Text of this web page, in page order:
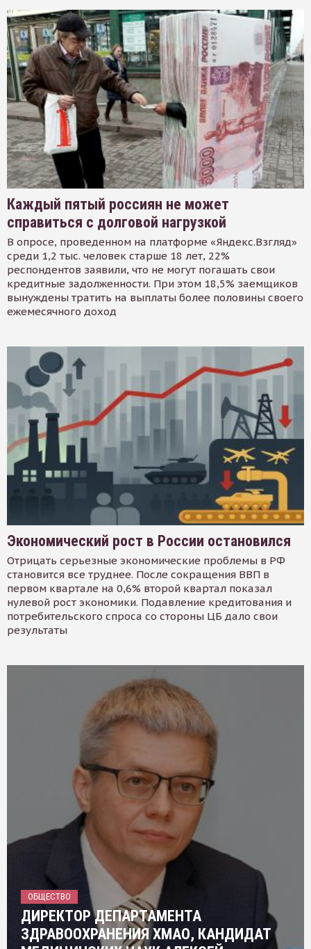
Каждый пятый россиян не может
справиться с долговой нагрузкой
В опросе, проведенном на платформе «Яндекс.Взгляд»
среди 1,2 тыс. человек старше 18 лет, 22%
респондентов заявили, что не могут погашать свои
кредитные задолженности. При этом 18,5% заемщиков
вынуждены тратить на выплаты более половины своего
ежемесячного доход
Экономический рост в России остановился
Отрицать серьезные экономические проблемы в РФ
становится все труднее. После сокращения ВВП в
первом квартале на 0,6% второй квартал показал
нулевой рост экономики. Подавление кредитования и
потребительского спроса со стороны ЦБ дало свои
результаты
ОБЩЕСТВО
ДИРЕКТОР ДЕПАРТАМЕНТА
ЗДРАВООХРАНЕНИЯ ХМАО, КАНДИДАТ